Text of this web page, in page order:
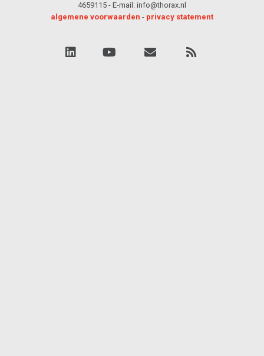
4659115 - E-mail: info@thorax.nl
algemene voorwaarden - privacy statement